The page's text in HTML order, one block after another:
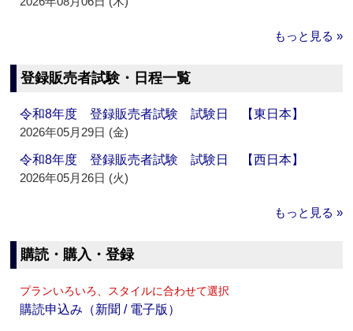
もっと見る »
登録販売者試験・日程一覧
令和8年度 登録販売者試験 試験日 【東日本】
2026年05月29日 (金)
令和8年度 登録販売者試験 試験日 【西日本】
2026年05月26日 (火)
もっと見る »
購読・購入・登録
プランいろいろ、スタイルに合わせて選択
購読申込み（新聞 / 電子版）